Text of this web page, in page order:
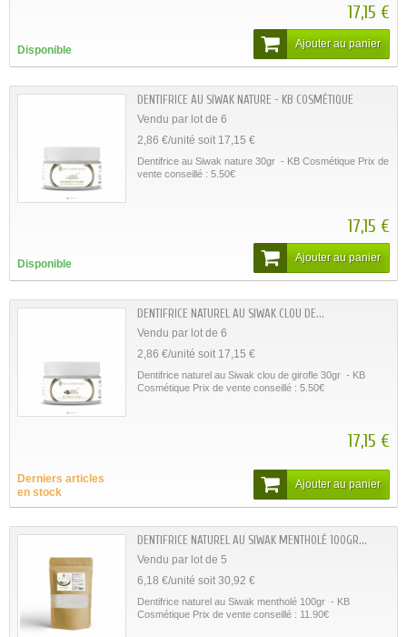
17,15 €
Disponible
Ajouter au panier
DENTIFRICE AU SIWAK NATURE - KB COSMÉTIQUE
Vendu par lot de 6
2,86 €/unité soit 17,15 €
Dentifrice au Siwak nature 30gr - KB Cosmétique Prix de
vente conseillé : 5.50€
17,15 €
Disponible
Ajouter au panier
DENTIFRICE NATUREL AU SIWAK CLOU DE...
Vendu par lot de 6
2,86 €/unité soit 17,15 €
Dentifrice naturel au Siwak clou de girofle 30gr - KB
Cosmétique Prix de vente conseillé : 5.50€
17,15 €
Derniers articles
en stock
Ajouter au panier
DENTIFRICE NATUREL AU SIWAK MENTHOLÉ 100GR...
Vendu par lot de 5
6,18 €/unité soit 30,92 €
Dentifrice naturel au Siwak mentholé 100gr - KB
Cosmétique Prix de vente conseillé : 11.90€